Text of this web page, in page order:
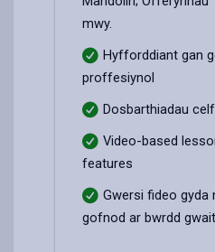
mwy.
Hyfforddiant gan
proffesiynol
Dosbarthiadau
Video-based
features
Gwersi fideo gyda
gofnod ar bwrdd